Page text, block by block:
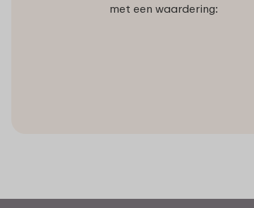
met een waardering: